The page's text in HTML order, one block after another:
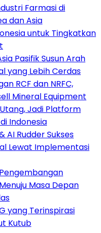
Farmasi di
dan Asia
untuk Tingkatkan
Pasifik Susun Arah
yang Lebih Cerdas
RCF dan NRFC,
Mineral Equipment
Utang, Jadi Platform
Indonesia
AI Rudder Sukses
Lewat Implementasi
Masa Depan
yang Terinspirasi
Kutub